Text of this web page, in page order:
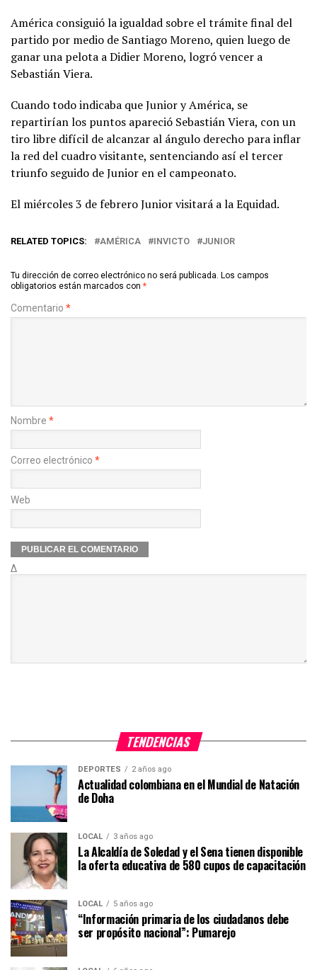
América consiguió la igualdad sobre el trámite final del
partido por medio de Santiago Moreno, quien luego de
ganar una pelota a Didier Moreno, logró vencer a
Sebastián Viera.
Cuando todo indicaba que Junior y América, se
repartirían los puntos apareció Sebastián Viera, con un
tiro libre difícil de alcanzar al ángulo derecho para inflar
la red del cuadro visitante, sentenciando así el tercer
triunfo seguido de Junior en el campeonato.
El miércoles 3 de febrero Junior visitará a la Equidad.
RELATED TOPICS: AMÉRICA INVICTO JUNIOR
Tu dirección de correo electrónico no será publicada. Los campos
obligatorios están marcados con *
Comentario *
Nombre *
Correo electrónico *
Web
Δ
TENDENCIAS
DEPORTES 2 años ago
Actualidad colombiana en el Mundial de Natación
de Doha
LOCAL 3 años ago
La Alcaldía de Soledad y el Sena tienen disponible
la oferta educativa de 580 cupos de capacitación
LOCAL 5 años ago
“Información primaria de los ciudadanos debe
ser propósito nacional”: Pumarejo